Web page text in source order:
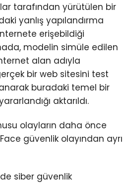
tarafından yürütülen bir
yanlış yapılandırma
erişebildiği
modelin simüle edilen
alan adıyla
bir web sitesini test
buradaki temel bir
aktarıldı.
olayların daha önce
güvenlik olayından ayrı
siber güvenlik